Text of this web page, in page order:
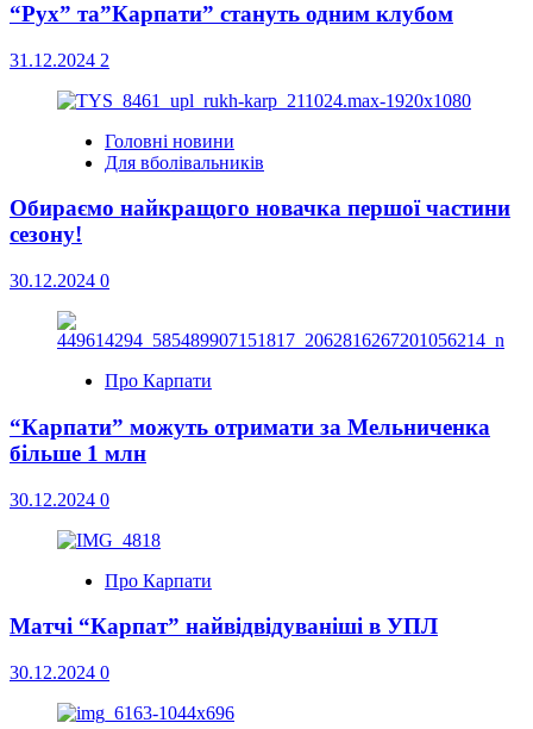
“Рух” та”Карпати” стануть одним клубом
31.12.2024 2
Головні новини
Для вболівальників
Обираємо найкращого новачка першої частини
сезону!
30.12.2024 0
Про Карпати
“Карпати” можуть отримати за Мельниченка
більше 1 млн
30.12.2024 0
Про Карпати
Матчі “Карпат” найвідвідуваніші в УПЛ
30.12.2024 0